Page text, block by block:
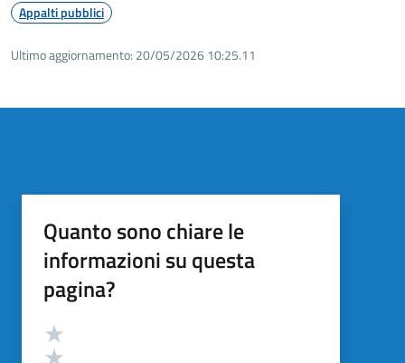
Appalti pubblici
Ultimo aggiornamento: 20/05/2026 10:25.11
Quanto sono chiare le
informazioni su questa
pagina?
Valutazione